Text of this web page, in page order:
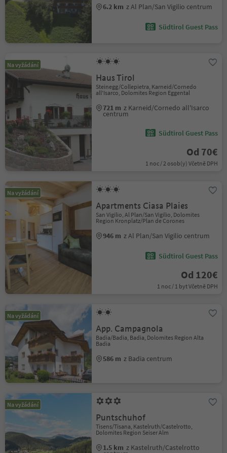
6.2 km z Al Plan/San Vigilio centrum
Südtirol Guest Pass
Na vyžádání
Haus Tirol
Steinegg/Collepietra, Karneid/Cornedo
all'Isarco, Dolomites Region Eggental
721 m z Karneid/Cornedo all'Isarco
centrum
Südtirol Guest Pass
Od 70€
1 noc / 2 osob(y) Včetně DPH
Na vyžádání
Apartments Ciasa Plaies
San Vigilio, Al Plan/San Vigilio, Dolomites
Region Kronplatz/Plan de Corones
946 m z Al Plan/San Vigilio centrum
Südtirol Guest Pass
Od 120€
1 noc / 1 byt Včetně DPH
Na vyžádání
App. Campagnola
Badia/Badia, Badia, Dolomites Region Alta
Badia
586 m z Badia centrum
Na vyžádání
Puntschuhof
Tisens/Tisana, Kastelruth/Castelrotto,
Dolomites Region Seiser Alm
1.5 km z Kastelruth/Castelrotto